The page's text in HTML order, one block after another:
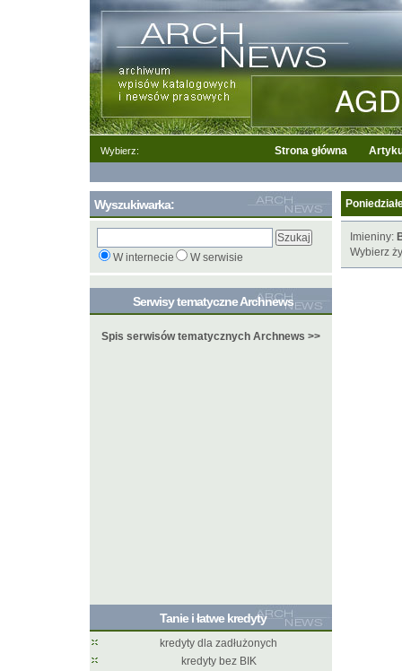
Wybierz: Strona główna
Imieniny:
Wybierz
Wyszukiwarka:
W internecie W serwisie
Serwisy tematyczne Archnews
Spis serwisów tematycznych Archnews >>
Tanie i łatwe kredyty
kredyty dla zadłużonych
kredyty bez BIK